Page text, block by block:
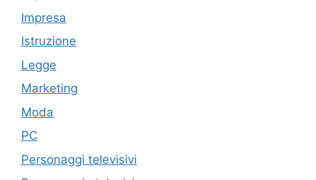
Impresa
Istruzione
Legge
Marketing
Moda
PC
Personaggi televisivi